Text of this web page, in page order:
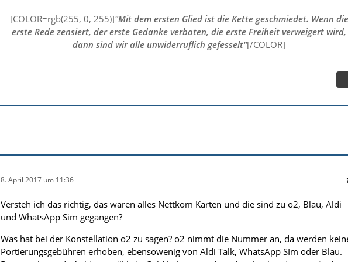
[COLOR=rgb(255, 0, 255)]"Mit dem ersten Glied ist die Kette geschmiedet. Wenn die
erste Rede zensiert, der erste Gedanke verboten, die erste Freiheit verweigert wird,
dann sind wir alle unwiderruflich gefesselt"[/COLOR]
8. April 2017 um 11:36
Versteh ich das richtig, das waren alles Nettkom Karten und die sind zu o2, Blau, Aldi
und WhatsApp Sim gegangen?
Was hat bei der Konstellation o2 zu sagen? o2 nimmt die Nummer an, da werden
Portierungsgebühren erhoben, ebensowenig von Aldi Talk, WhatsApp SIm oder Blau.